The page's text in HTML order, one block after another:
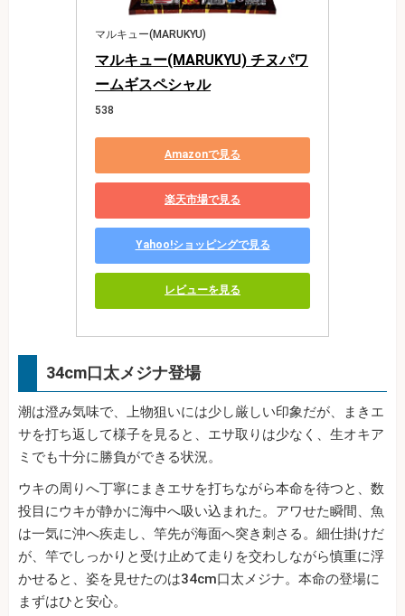
マルキュー(MARUKYU)
マルキュー(MARUKYU) チヌパワ
ームギスペシャル
538
Amazonで見る
楽天市場で見る
Yahoo!ショッピングで見る
レビューを見る
34cm口太メジナ登場
潮は澄み気味で、上物狙いには少し厳しい印象だが、まきエ
サを打ち返して様子を見ると、エサ取りは少なく、生オキア
ミでも十分に勝負ができる状況。
ウキの周りへ丁寧にまきエサを打ちながら本命を待つと、数
投目にウキが静かに海中へ吸い込まれた。アワせた瞬間、魚
は一気に沖へ疾走し、竿先が海面へ突き刺さる。細仕掛けだ
が、竿でしっかりと受け止めて走りを交わしながら慎重に浮
かせると、姿を見せたのは34cm口太メジナ。本命の登場に
まずはひと安心。